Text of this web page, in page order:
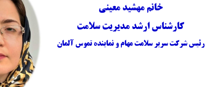
خانم مهشید معینی
کارشناس ارشد مدیریت سلامت
رئیس شرکت سریر سلامت مهام و نماینده تموس آلمان